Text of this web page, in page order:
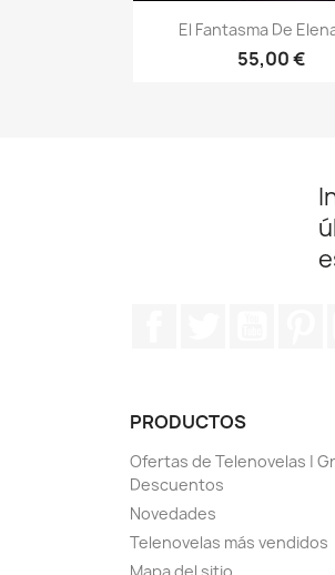
Vista
El Fantasma De
55,00 €
PRODUCTOS
Ofertas de Telenovelas |
Descuentos
Novedades
Telenovelas más vendidos